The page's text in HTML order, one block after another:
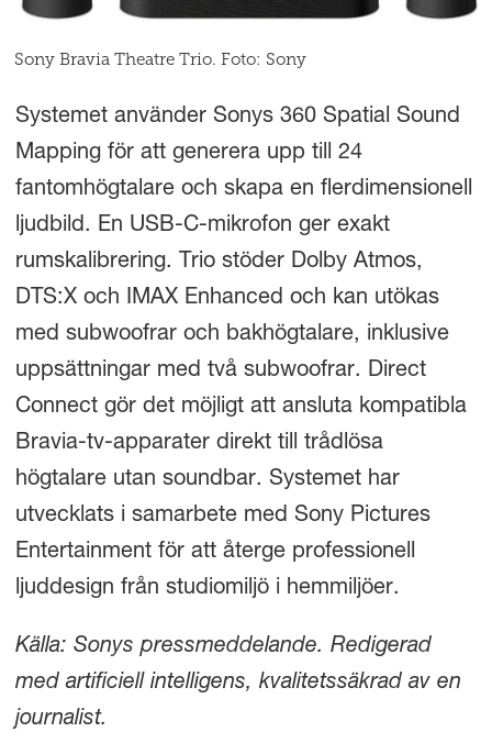
Sony Bravia Theatre Trio. Foto: Sony
Systemet använder Sonys 360 Spatial Sound
Mapping för att generera upp till 24
fantomhögtalare och skapa en flerdimensionell
ljudbild. En USB-C-mikrofon ger exakt
rumskalibrering. Trio stöder Dolby Atmos,
DTS:X och IMAX Enhanced och kan utökas
med subwoofrar och bakhögtalare, inklusive
uppsättningar med två subwoofrar. Direct
Connect gör det möjligt att ansluta kompatibla
Bravia-tv-apparater direkt till trådlösa
högtalare utan soundbar. Systemet har
utvecklats i samarbete med Sony Pictures
Entertainment för att återge professionell
ljuddesign från studiomiljö i hemmiljöer.
Källa: Sonys pressmeddelande. Redigerad
med artificiell intelligens, kvalitetssäkrad av en
journalist.